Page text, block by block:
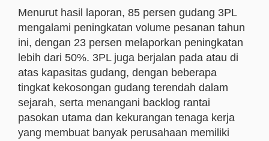
Menurut hasil laporan, 85 persen gudang 3PL
mengalami peningkatan volume pesanan tahun
ini, dengan 23 persen melaporkan peningkatan
lebih dari 50%. 3PL juga berjalan pada atau di
atas kapasitas gudang, dengan beberapa
tingkat kekosongan gudang terendah dalam
sejarah, serta menangani backlog rantai
pasokan utama dan kekurangan tenaga kerja
yang membuat banyak perusahaan memiliki